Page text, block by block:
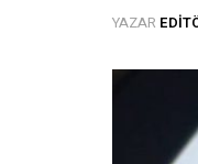
YAZAR